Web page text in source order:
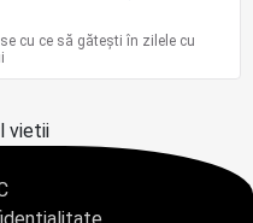
cu ce să gătești în zilele cu